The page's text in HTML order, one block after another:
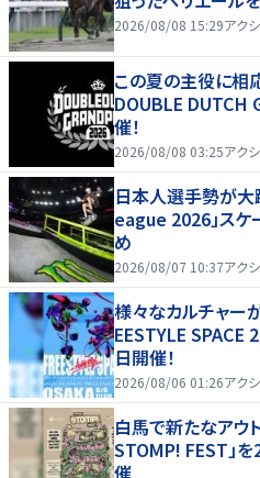
2026/08/08 15:29アク
この夏の主役に相
DOUBLE DUTCH
催！
2026/08/08 03:25アク
日本人選手勢が大
eague 2026」スケ
め
2026/08/07 10:37アク
様々なカルチャー
EESTYLE SPACE
日開催！
2026/08/06 01:26アク
白馬で新たなアウ
STOMP! FEST」